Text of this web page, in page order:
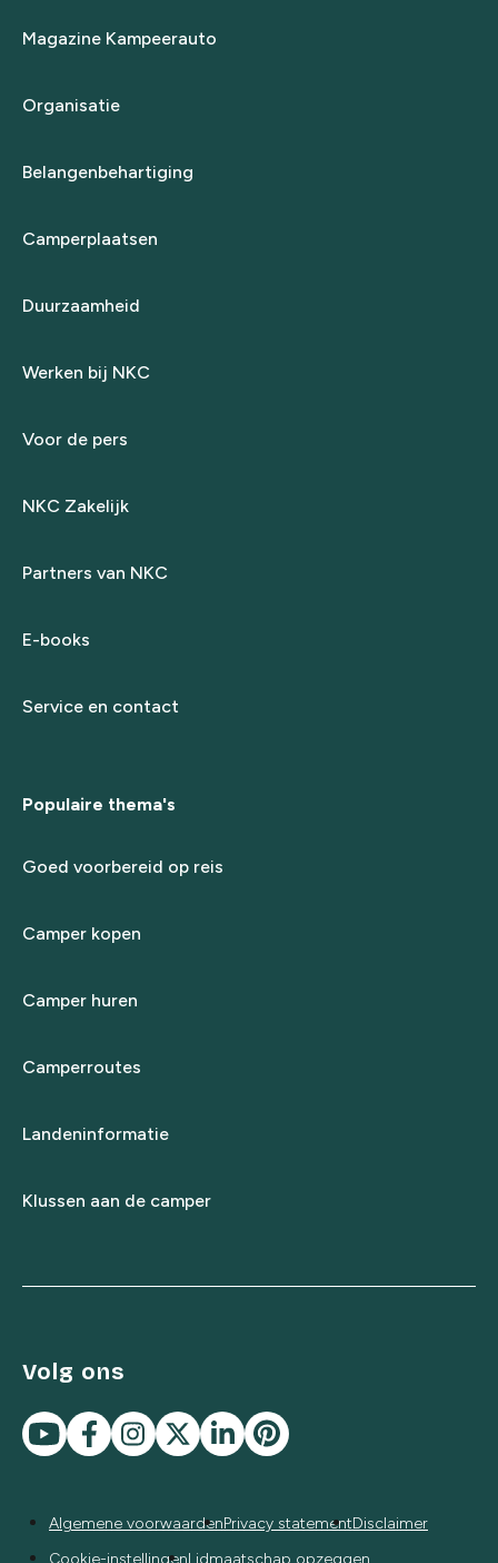
Magazine Kampeerauto
Organisatie
Belangenbehartiging
Camperplaatsen
Duurzaamheid
Werken bij NKC
Voor de pers
NKC Zakelijk
Partners van NKC
E-books
Service en contact
Populaire thema's
Goed voorbereid op reis
Camper kopen
Camper huren
Camperroutes
Landeninformatie
Klussen aan de camper
Volg ons
Algemene voorwaardenPrivacy statementDisclaimer
Cookie-instellingenLidmaatschap opzeggen